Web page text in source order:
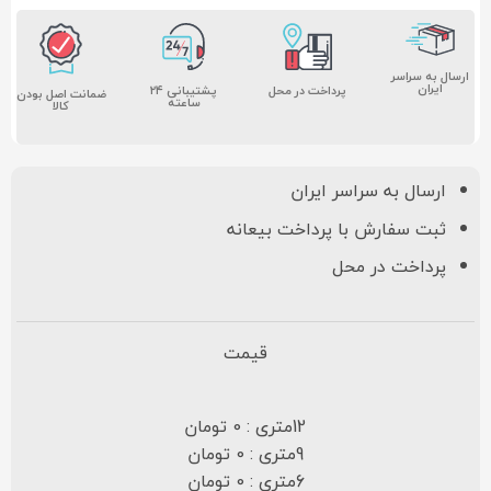
ارسال به سراسر
ایران پرداخت در محل پشتیبانی ۲۴
ساعته ضمانت اصل بودن
کالا
ارسال به سراسر ایران
ثبت سفارش با پرداخت بیعانه
پرداخت در محل
قیمت
12متری : 0 تومان
9متری : 0 تومان
6متری : 0 تومان